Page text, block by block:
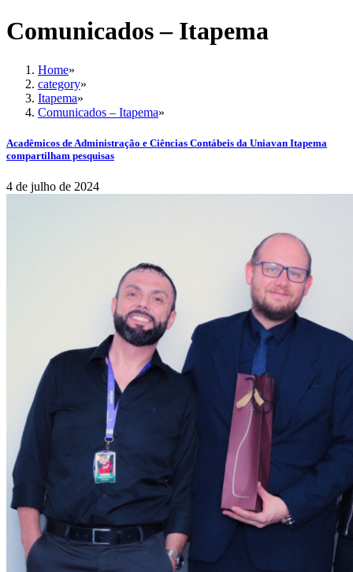
Comunicados – Itapema
Home»
category»
Itapema»
Comunicados – Itapema»
Acadêmicos de Administração e Ciências Contábeis da Uniavan Itapema
compartilham pesquisas
4 de julho de 2024